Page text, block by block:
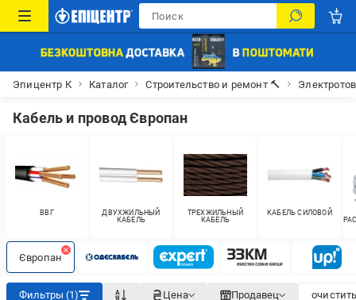
Эпицентр К Каталог Строительство и ремонт 🔨
Кабель и провод Європан
ВВГ
ДВУХЖИЛЬНЫЙ
КАБЕЛЬ
ТРЕХЖИЛЬНЫЙ
КАБЕЛЬ
КАБЕЛЬ СИЛОВОЙ
Європан
Фильтры (1) Цена Продавец